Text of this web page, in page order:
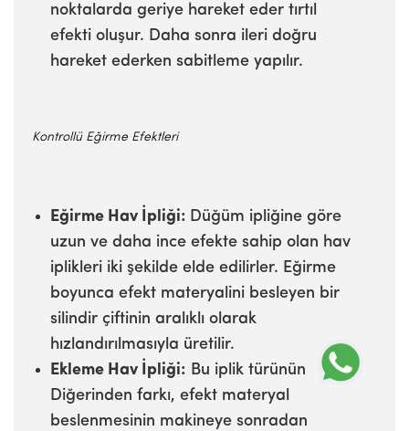
noktalarda geriye hareket eder tırtıl
efekti oluşur. Daha sonra ileri doğru
hareket ederken sabitleme yapılır.
Kontrollü Eğirme Efektleri
Eğirme Hav İpliği: Düğüm ipliğine göre
uzun ve daha ince efekte sahip olan hav
iplikleri iki şekilde elde edilirler. Eğirme
boyunca efekt materyalini besleyen bir
silindir çiftinin aralıklı olarak
hızlandırılmasıyla üretilir.
Ekleme Hav İpliği: Bu iplik türünün
Diğerinden farkı, efekt materyal
beslenmesinin makineye sonradan